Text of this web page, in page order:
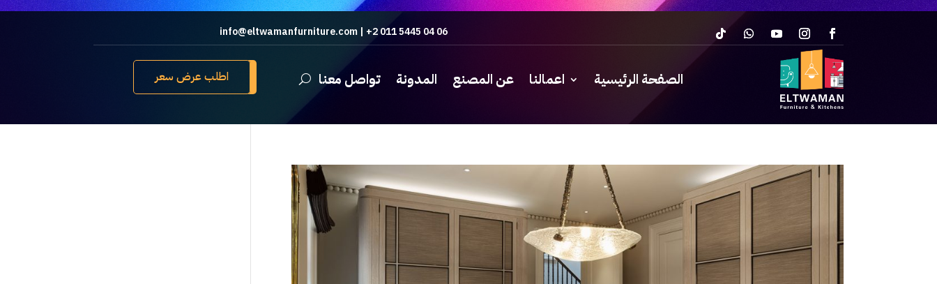
info@eltwamanfurniture.com | +2 011 5445 04 06
اطلب عرض سعر الصفحة الرئيسية اعمالنا عن المصنع المدونة تواصل معنا